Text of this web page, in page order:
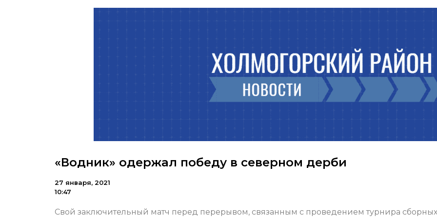
«Водник» одержал победу в северном дерби
27 января, 2021
10:47
Свой заключительный матч перед перерывом, связанным с проведением турнира сборных